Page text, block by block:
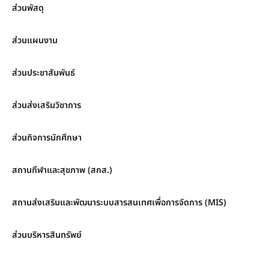
ส่วนพัสดุ
ส่วนแผนงาน
ส่วนประชาสัมพันธ์
ส่วนส่งเสริมวิชาการ
ส่วนกิจการนักศึกษา
สถานกีฬาและสุขภาพ (สกส.)
สถานส่งเสริมและพัฒนาระบบสารสนเทศเพื่อการจัดการ (MIS)
ส่วนบริหารสินทรัพย์